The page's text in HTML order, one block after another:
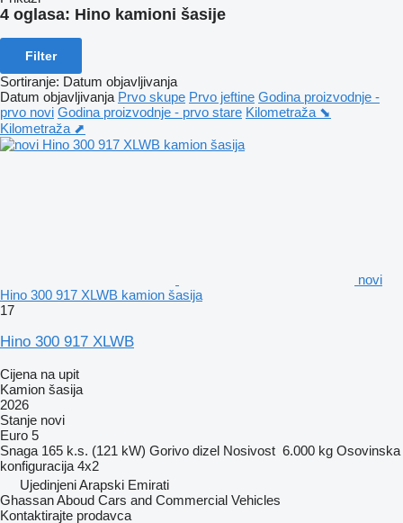
4 oglasa: Hino kamioni šasije
Filter
Sortiranje: Datum objavljivanja
Datum objavljivanja Prvo skupe Prvo jeftine Godina proizvodnje -
prvo novi Godina proizvodnje - prvo stare Kilometraža ⬊
Kilometraža ⬈
novi
Hino 300 917 XLWB kamion šasija
17
Hino 300 917 XLWB
Cijena na upit
Kamion šasija
2026
Stanje novi
Euro 5
Snaga 165 k.s. (121 kW) Gorivo dizel Nosivost 6.000 kg Osovinska
konfiguracija 4x2
Ujedinjeni Arapski Emirati
Ghassan Aboud Cars and Commercial Vehicles
Kontaktirajte prodavca